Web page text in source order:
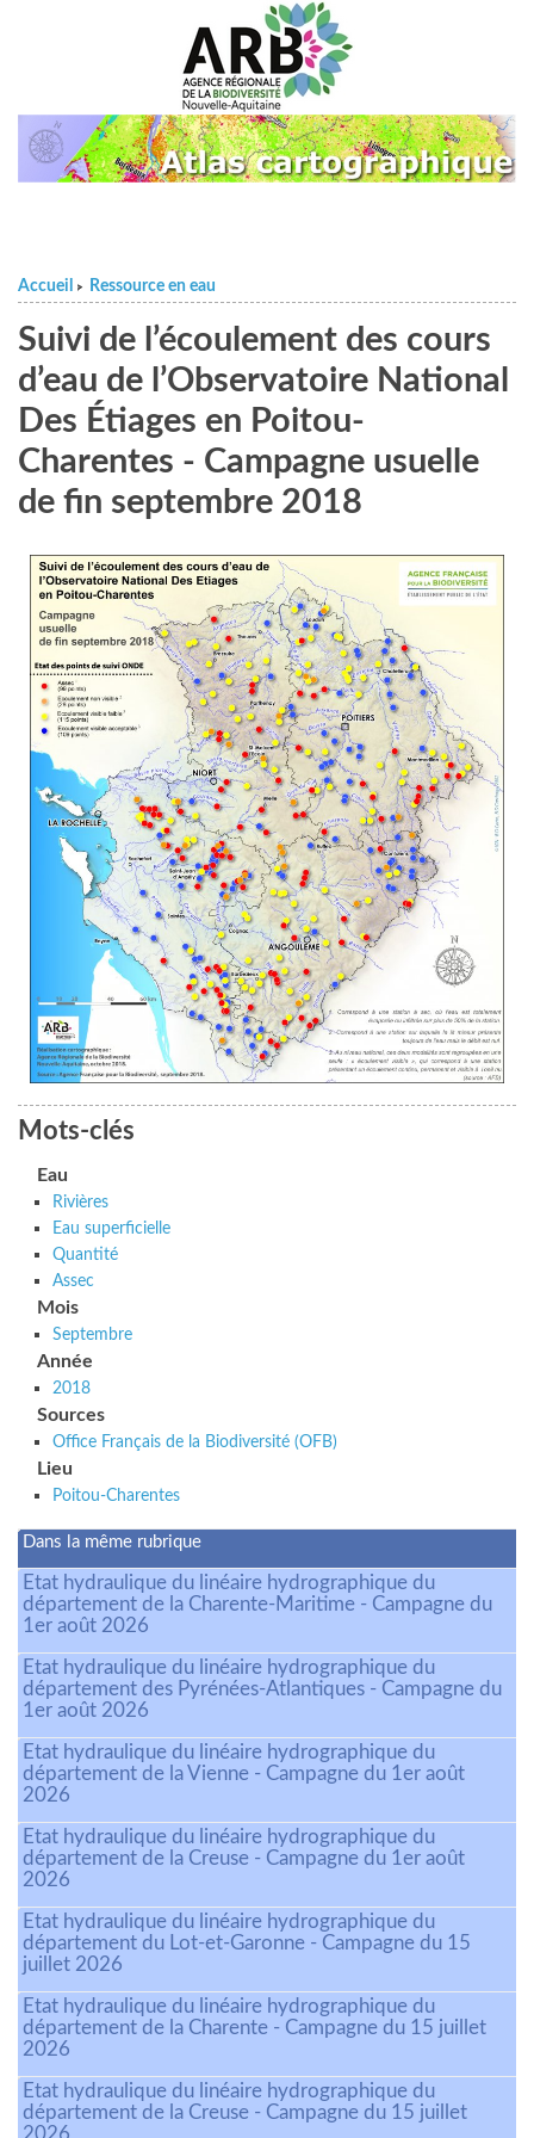
Accueil > Ressource en eau
Suivi de l’écoulement des cours
d’eau de l’Observatoire National
Des Étiages en Poitou-
Charentes - Campagne usuelle
de fin septembre 2018
Mots-clés
Eau
Rivières
Eau superficielle
Quantité
Assec
Mois
Septembre
Année
2018
Sources
Office Français de la Biodiversité (OFB)
Lieu
Poitou-Charentes
Dans la même rubrique
Etat hydraulique du linéaire hydrographique du
département de la Charente-Maritime - Campagne du
1er août 2026
Etat hydraulique du linéaire hydrographique du
département des Pyrénées-Atlantiques - Campagne du
1er août 2026
Etat hydraulique du linéaire hydrographique du
département de la Vienne - Campagne du 1er août
2026
Etat hydraulique du linéaire hydrographique du
département de la Creuse - Campagne du 1er août
2026
Etat hydraulique du linéaire hydrographique du
département du Lot-et-Garonne - Campagne du 15
juillet 2026
Etat hydraulique du linéaire hydrographique du
département de la Charente - Campagne du 15 juillet
2026
Etat hydraulique du linéaire hydrographique du
département de la Creuse - Campagne du 15 juillet
2026